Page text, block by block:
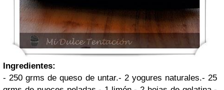
Ingredientes:
- 250 grms de queso de untar.- 2 yogures naturales.- 25